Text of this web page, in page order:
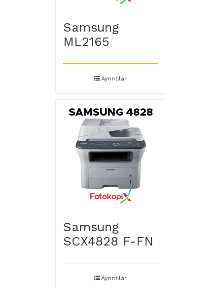
Samsung
ML2165
Ayrıntılar
Samsung
SCX4828 F-FN
Ayrıntılar